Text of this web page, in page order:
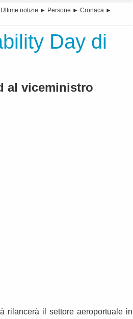
Ultime notizie ► Persone ► Cronaca ►
Day di
al viceministro
rilancerà il settore aeroportuale in